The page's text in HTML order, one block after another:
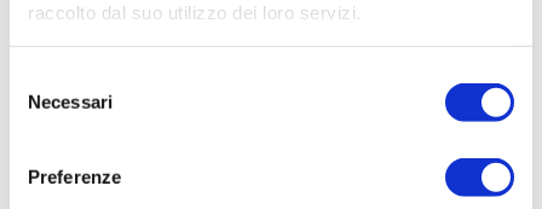
raccolto dal suo utilizzo dei loro servizi.
delNecessari
Preferenze